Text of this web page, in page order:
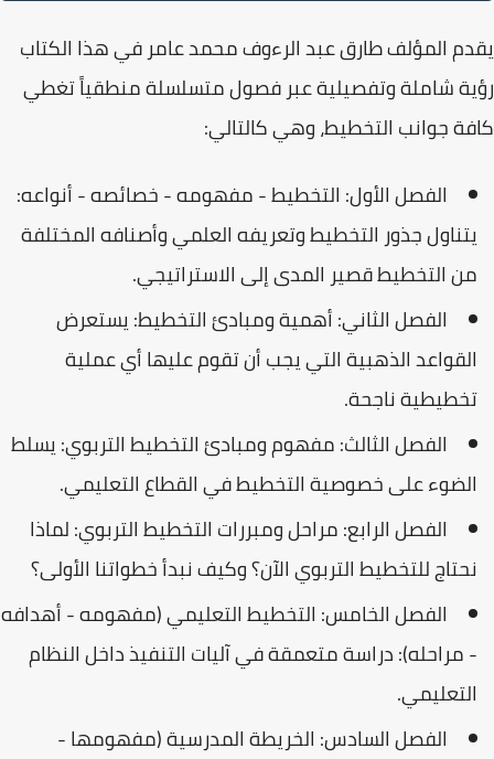
يقدم المؤلف طارق عبد الرءوف محمد عامر في هذا الكتاب
رؤية شاملة وتفصيلية عبر فصول متسلسلة منطقياً تغطي
كافة جوانب التخطيط، وهي كالتالي:
الفصل الأول: التخطيط - مفهومه - خصائصه - أنواعه:
يتناول جذور التخطيط وتعريفه العلمي وأصنافه المختلفة
من التخطيط قصير المدى إلى الاستراتيجي.
الفصل الثاني: أهمية ومبادئ التخطيط:يستعرض
القواعد الذهبية التي يجب أن تقوم عليها أي عملية
تخطيطية ناجحة.
الفصل الثالث: مفهوم ومبادئ التخطيط التربوي:يسلط
الضوء على خصوصية التخطيط في القطاع التعليمي.
الفصل الرابع: مراحل ومبررات التخطيط التربوي:لماذا
نحتاج للتخطيط التربوي الآن؟ وكيف نبدأ خطواتنا الأولى؟
الفصل الخامس: التخطيط التعليمي (مفهومه - أهدافه
- مراحله):دراسة متعمقة في آليات التنفيذ داخل النظام
التعليمي.
الفصل السادس: الخريطة المدرسية (مفهومها -